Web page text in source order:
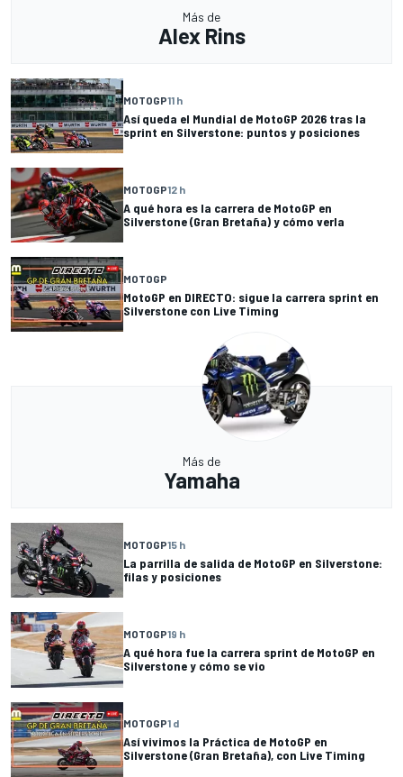
Más de
Alex Rins
MOTOGP11 h
Así queda el Mundial de MotoGP 2026 tras la
sprint en Silverstone: puntos y posiciones
MOTOGP12 h
A qué hora es la carrera de MotoGP en
Silverstone (Gran Bretaña) y cómo verla
MOTOGP
MotoGP en DIRECTO: sigue la carrera sprint en
Silverstone con Live Timing
Más de
Yamaha
MOTOGP15 h
La parrilla de salida de MotoGP en Silverstone:
filas y posiciones
MOTOGP19 h
A qué hora fue la carrera sprint de MotoGP en
Silverstone y cómo se vio
MOTOGP1 d
Así vivimos la Práctica de MotoGP en
Silverstone (Gran Bretaña), con Live Timing